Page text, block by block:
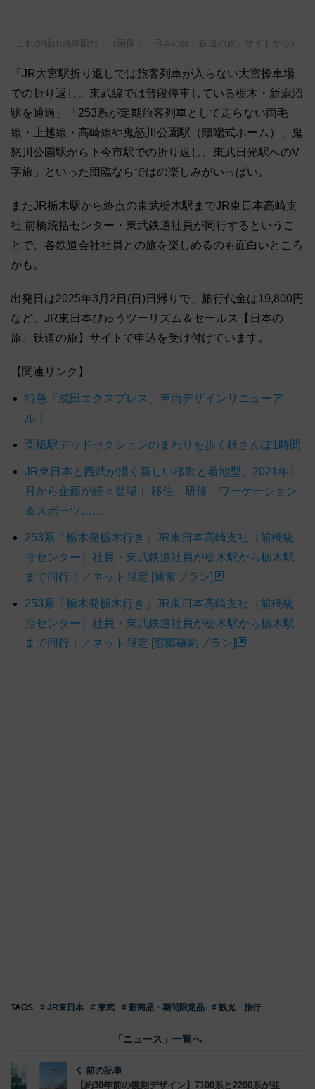
これが経由路線図だ！（画像：「日本の旅、鉄道の旅」サイトから）
「JR大宮駅折り返しでは旅客列車が入らない大宮操車場
での折り返し。東武線では普段停車している栃木・新鹿沼
駅を通過」「253系が定期旅客列車として走らない両毛
線・上越線・高崎線や鬼怒川公園駅（頭端式ホーム）、鬼
怒川公園駅から下今市駅での折り返し、東武日光駅へのV
字旅」といった団臨ならではの楽しみがいっぱい。
またJR栃木駅から終点の東武栃木駅までJR東日本高崎支
社 前橋統括センター・東武鉄道社員が同行するというこ
とで、各鉄道会社社員との旅を楽しめるのも面白いところ
かも。
出発日は2025年3月2日(日)日帰りで、旅行代金は19,800円
など。JR東日本びゅうツーリズム＆セールス【日本の
旅、鉄道の旅】サイトで申込を受け付けています。
【関連リンク】
特急「成田エクスプレス」車両デザインリニューア
ル！
栗橋駅デッドセクションのまわりを歩く鉄さんぽ1時間
JR東日本と西武が描く新しい移動と着地型、2021年1
月から企画が続々登場！ 移住、研修、ワーケーション
＆スポーツ……
253系「栃木発栃木行き」JR東日本高崎支社（前橋統
括センター）社員・東武鉄道社員が栃木駅から栃木駅
まで同行！／ネット限定 [通常プラン]
253系「栃木発栃木行き」JR東日本高崎支社（前橋統
括センター）社員・東武鉄道社員が栃木駅から栃木駅
まで同行！／ネット限定 [窓際確約プラン]
TAGS # JR東日本 # 東武 # 新商品・期間限定品 # 観光・旅行
「ニュース」一覧へ
前の記事
【約30年前の復刻デザイン】7100系と2200系が並